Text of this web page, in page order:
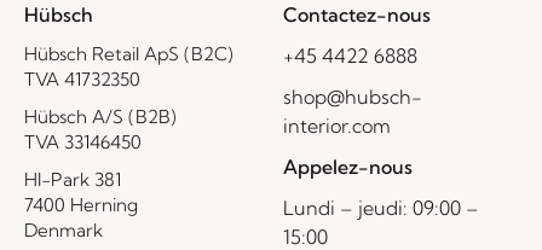
Hübsch
Hübsch Retail ApS (B2C)
TVA 41732350
Hübsch A/S (B2B)
TVA 33146450
HI-Park 381
7400 Herning
Denmark
Contactez-nous
+45 4422 6888
shop@hubsch-
interior.com
Appelez-nous
Lundi – jeudi: 09:00 –
15:00